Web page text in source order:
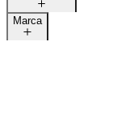
Marca